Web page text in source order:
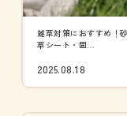
雑草対策におすすめ！
草シート・固...
2025.08.18